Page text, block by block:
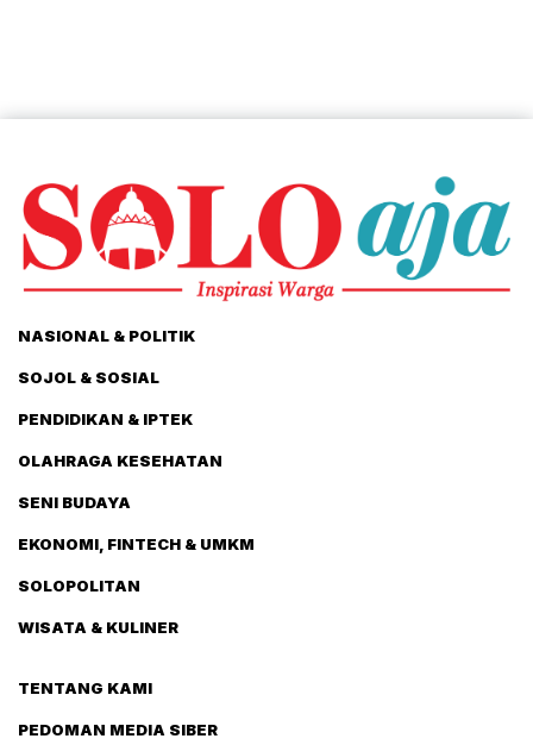
NASIONAL & POLITIK
SOJOL & SOSIAL
PENDIDIKAN & IPTEK
OLAHRAGA KESEHATAN
SENI BUDAYA
EKONOMI, FINTECH & UMKM
SOLOPOLITAN
WISATA & KULINER
TENTANG KAMI
PEDOMAN MEDIA SIBER